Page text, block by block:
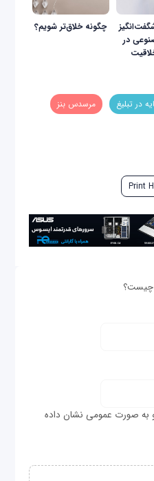
در
چگونه خلاق‌تر شویم؟
در تبلیغ مرسدس بنز
Print
چیست؟
صورت عمومی نشان داده